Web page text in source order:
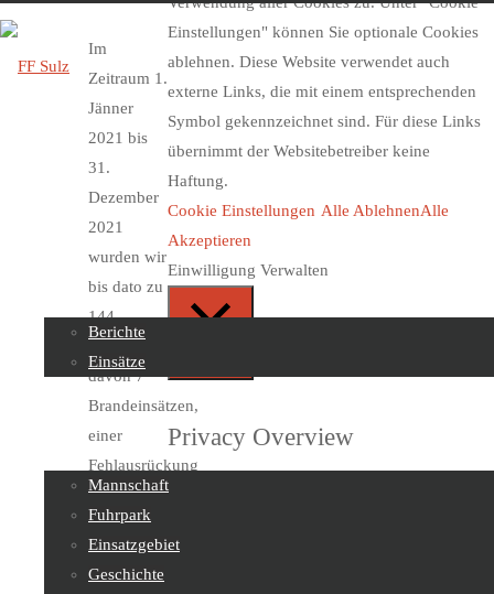
Berichte
Einsätze
Mannschaft
Fuhrpark
Einsatzgebiet
Geschichte
Im
Zeitraum 1.
Jänner
2021 bis
31.
Dezember
2021
wurden wir
bis dato zu
144
davon 7
Brandeinsätzen,
einer
Fehlausrückung
sowie 134
technischen
Einsätzen,
gerufen.
Einstellungen" können Sie optionale Cookies
ablehnen. Diese Website verwendet auch
externe Links, die mit einem entsprechenden
Symbol gekennzeichnet sind. Für diese Links
übernimmt der Websitebetreiber keine
Haftung.
Cookie Einstellungen Alle AblehnenAlle
Akzeptieren
Einwilligung Verwalten
Privacy Overview
experience while you navigate through the